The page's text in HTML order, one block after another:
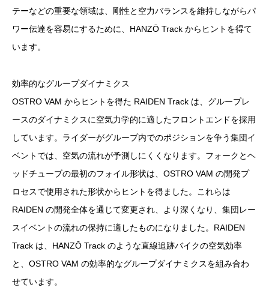
テーなどの重要な領域は、剛性と空力バランスを維持しながらパ
ワー伝達を容易にするために、HANZŌ Track からヒントを得て
います。
効率的なグループダイナミクス
OSTRO VAM からヒントを得た RAIDEN Track は、グループレ
ースのダイナミクスに空気力学的に適したフロントエンドを採用
しています。ライダーがグループ内でのポジションを争う集団イ
ベントでは、空気の流れが予測しにくくなります。フォークとヘ
ッドチューブの最初のフォイル形状は、OSTRO VAM の開発プ
ロセスで使用された形状からヒントを得ました。これらは
RAIDEN の開発全体を通じて変更され、より深くなり、集団レー
スイベントの流れの保持に適したものになりました。RAIDEN
Track は、HANZŌ Track のような直線追跡バイクの空気効率
と、OSTRO VAM の効率的なグループダイナミクスを組み合わ
せています。